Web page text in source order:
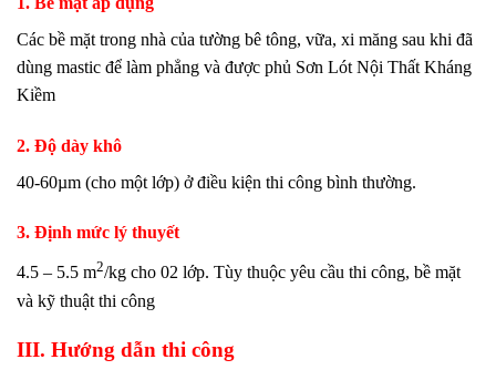
Các bề mặt trong nhà của tường bê tông, vữa, xi măng sau khi đã
dùng mastic để làm phẳng và được phủ Sơn Lót Nội Thất Kháng
Kiềm
2. Độ dày khô
40-60µm (cho một lớp) ở điều kiện thi công bình thường.
3. Định mức lý thuyết
4.5 – 5.5 m2/kg cho 02 lớp. Tùy thuộc yêu cầu thi công, bề mặt
và kỹ thuật thi công
III. Hướng dẫn thi công